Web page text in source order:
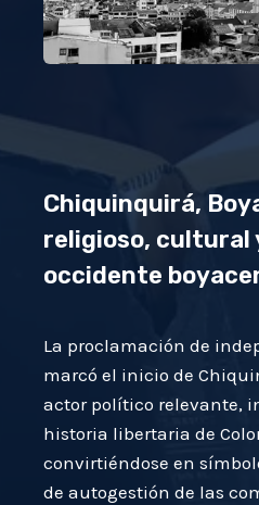
Chiquinquirá,
religioso, cultural
occidente
La proclamación de
marcó el inicio de
actor político relevante,
historia libertaria de
convirtiéndose en
de autogestión de las